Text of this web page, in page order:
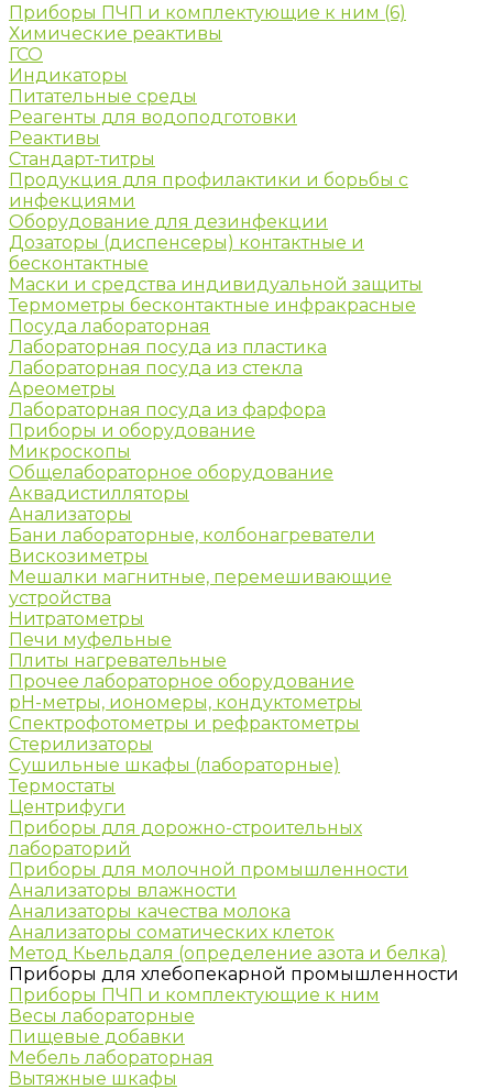
Приборы ПЧП и комплектующие к ним (6)
Химические реактивы
ГСО
Индикаторы
Питательные среды
Реагенты для водоподготовки
Реактивы
Стандарт-титры
Продукция для профилактики и борьбы с
инфекциями
Оборудование для дезинфекции
Дозаторы (диспенсеры) контактные и
бесконтактные
Маски и средства индивидуальной защиты
Термометры бесконтактные инфракрасные
Посуда лабораторная
Лабораторная посуда из пластика
Лабораторная посуда из стекла
Ареометры
Лабораторная посуда из фарфора
Приборы и оборудование
Микроскопы
Общелабораторное оборудование
Аквадистилляторы
Анализаторы
Бани лабораторные, колбонагреватели
Вискозиметры
Мешалки магнитные, перемешивающие
устройства
Нитратометры
Печи муфельные
Плиты нагревательные
Прочее лабораторное оборудование
рН-метры, иономеры, кондуктометры
Спектрофотометры и рефрактометры
Стерилизаторы
Сушильные шкафы (лабораторные)
Термостаты
Центрифуги
Приборы для дорожно-строительных
лабораторий
Приборы для молочной промышленности
Анализаторы влажности
Анализаторы качества молока
Анализаторы соматических клеток
Метод Кьельдаля (определение азота и белка)
Приборы для хлебопекарной промышленности
Приборы ПЧП и комплектующие к ним
Весы лабораторные
Пищевые добавки
Мебель лабораторная
Вытяжные шкафы